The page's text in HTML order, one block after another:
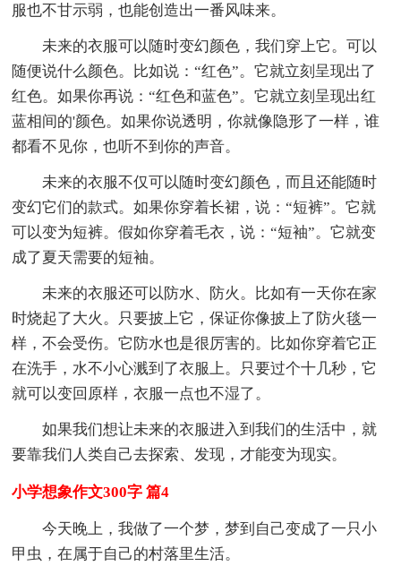
服也不甘示弱，也能创造出一番风味来。
未来的衣服可以随时变幻颜色，我们穿上它。可以
随便说什么颜色。比如说：“红色”。它就立刻呈现出了
红色。如果你再说：“红色和蓝色”。它就立刻呈现出红
蓝相间的'颜色。如果你说透明，你就像隐形了一样，谁
都看不见你，也听不到你的声音。
未来的衣服不仅可以随时变幻颜色，而且还能随时
变幻它们的款式。如果你穿着长裙，说：“短裤”。它就
可以变为短裤。假如你穿着毛衣，说：“短袖”。它就变
成了夏天需要的短袖。
未来的衣服还可以防水、防火。比如有一天你在家
时烧起了大火。只要披上它，保证你像披上了防火毯一
样，不会受伤。它防水也是很厉害的。比如你穿着它正
在洗手，水不小心溅到了衣服上。只要过个十几秒，它
就可以变回原样，衣服一点也不湿了。
如果我们想让未来的衣服进入到我们的生活中，就
要靠我们人类自己去探索、发现，才能变为现实。
小学想象作文300字 篇4
今天晚上，我做了一个梦，梦到自己变成了一只小
甲虫，在属于自己的村落里生活。